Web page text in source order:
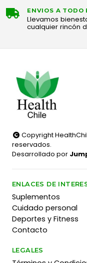
ENVIOS A TODO
Llevamos
cualquier rincón
Copyright
reservados.
Desarrollado por
ENLACES DE
Suplementos
Cuidado personal
Deportes y Fitness
Contacto
LEGALES